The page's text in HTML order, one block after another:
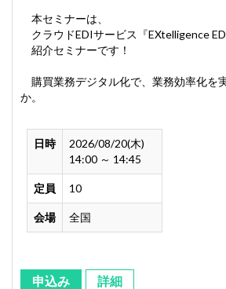
本セミナーは、
クラウドEDIサービス『EXtelligence
紹介セミナーです！
購買業務デジタル化で、業務効率化を
か。
日時
2026/08/20(木)
14:00 ～ 14:45
定員 10
会場 全国
申込み 詳細